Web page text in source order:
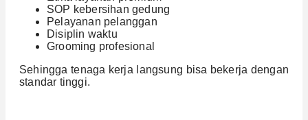
SOP kebersihan gedung
Pelayanan pelanggan
Disiplin waktu
Grooming profesional
Sehingga tenaga kerja langsung bisa bekerja dengan
standar tinggi.